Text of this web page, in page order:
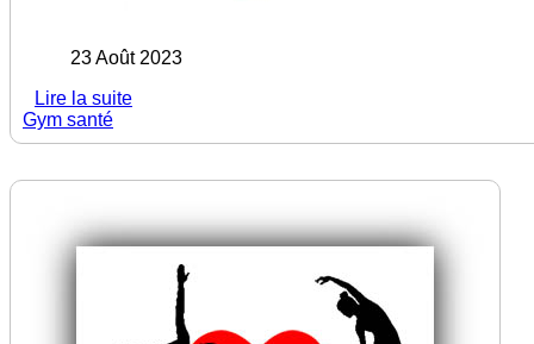
23 Août 2023
Lire la suite
Gym santé